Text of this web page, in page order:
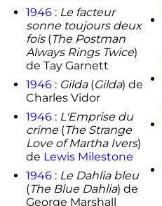
1946: Le facteur
sonne toujours deux
fois(The Postman
Always Rings Twice)
de Tay Garnett
1946: Gilda(Gilda) de
Charles Vidor
1946: L'Emprise du
crime(The Strange
Love of Martha Ivers)
de Lewis Milestone
1946: Le Dahlia bleu
(The Blue Dahlia) de
George Marshall